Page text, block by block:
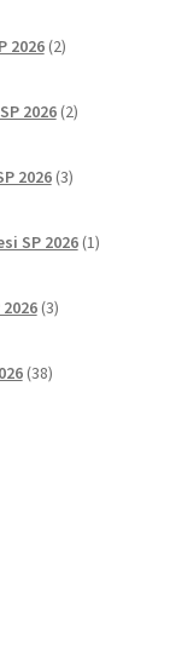
2026 2izdelka
2026 2izdelka
2026 3izdelki
SP 2026 1izdelek
3izdelki
38izdelkov